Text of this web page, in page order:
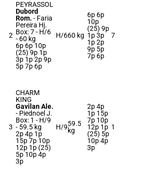
2
PEYRASSOL
Dubord
Rom. - Faria
Pereira Hj.
Box: 7 - H/6
- 60 kg
6p 6p 10p
(25) 9p 1p
3p 1p 2p 9p
5p 7p 6p
H/660 kg
6p 6p
10p
(25) 9p
1p 3p
1p 2p
9p 5p
7p 6p
7
3
CHARM
KING
Gavilan Ale.
- Piednoel J.
Box: 1 - H/9
- 59.5 kg
2p 4p 1p
15p 7p 10p
12p 1p (25)
5p 10p 4p
3p
H/959.5
kg
2p 4p
1p 15p
7p 10p
12p 1p
(25) 5p
10p 4p
3p
1